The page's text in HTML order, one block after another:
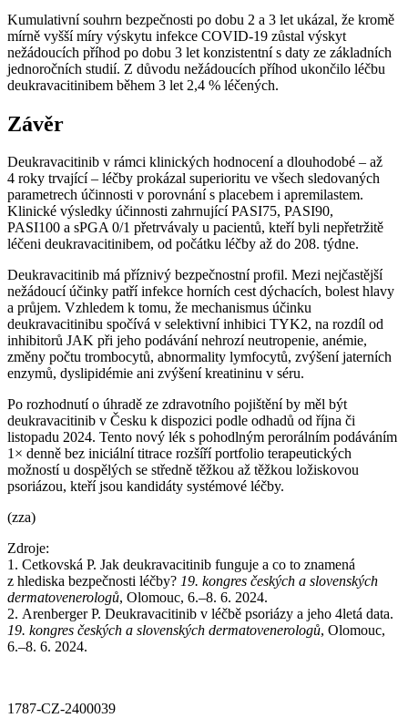
Kumulativní souhrn bezpečnosti po dobu 2 a 3 let ukázal, že kromě
mírně vyšší míry výskytu infekce COVID-19 zůstal výskyt
nežádoucích příhod po dobu 3 let konzistentní s daty ze základních
jednoročních studií. Z důvodu nežádoucích příhod ukončilo léčbu
deukravacitinibem během 3 let 2,4 % léčených.
Závěr
Deukravacitinib v rámci klinických hodnocení a dlouhodobé –⁠ až
4 roky trvající –⁠ léčby prokázal superioritu ve všech sledovaných
parametrech účinnosti v porovnání s placebem i apremilastem.
Klinické výsledky účinnosti zahrnující PASI75, PASI90,
PASI100 a sPGA 0/1 přetrvávaly u pacientů, kteří byli nepřetržitě
léčeni deukravacitinibem, od počátku léčby až do 208. týdne.
Deukravacitinib má příznivý bezpečnostní profil. Mezi nejčastější
nežádoucí účinky patří infekce horních cest dýchacích, bolest hlavy
a průjem. Vzhledem k tomu, že mechanismus účinku
deukravacitinibu spočívá v selektivní inhibici TYK2, na rozdíl od
inhibitorů JAK při jeho podávání nehrozí neutropenie, anémie,
změny počtu trombocytů, abnormality lymfocytů, zvýšení jaterních
enzymů, dyslipidémie ani zvýšení kreatininu v séru.
Po rozhodnutí o úhradě ze zdravotního pojištění by měl být
deukravacitinib v Česku k dispozici podle odhadů od října či
listopadu 2024. Tento nový lék s pohodlným perorálním podáváním
1× denně bez iniciální titrace rozšíří portfolio terapeutických
možností u dospělých se středně těžkou až těžkou ložiskovou
psoriázou, kteří jsou kandidáty systémové léčby.
(zza)
Zdroje:
1. Cetkovská P. Jak deukravacitinib funguje a co to znamená
z hlediska bezpečnosti léčby? 19. kongres českých a slovenských
dermatovenerologů, Olomouc, 6.–8. 6. 2024.
2. Arenberger P. Deukravacitinib v léčbě psoriázy a jeho 4letá data.
19. kongres českých a slovenských dermatovenerologů, Olomouc,
6.–8. 6. 2024.
1787-CZ-2400039